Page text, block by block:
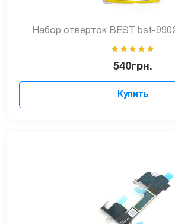
Набор отверток BEST bst-
540грн.
Купить